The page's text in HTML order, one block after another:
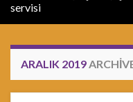
servisi
ARALIK 2019